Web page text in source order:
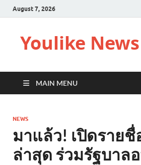
August 7, 2026
Youlike
MAIN MENU
NEWS
มาแล้ว! เปิดรายชื่
ล่าสุด ร่วมรัฐบาล